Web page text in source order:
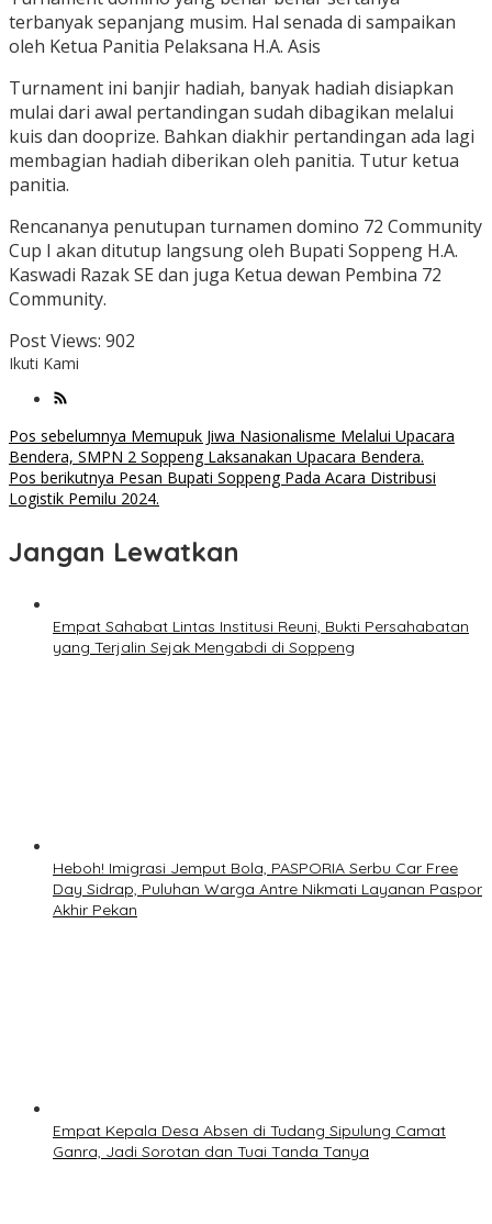
terbanyak sepanjang musim. Hal senada di sampaikan
oleh Ketua Panitia Pelaksana H.A. Asis
Turnament ini banjir hadiah, banyak hadiah disiapkan
mulai dari awal pertandingan sudah dibagikan melalui
kuis dan dooprize. Bahkan diakhir pertandingan ada lagi
membagian hadiah diberikan oleh panitia. Tutur ketua
panitia.
Rencananya penutupan turnamen domino 72 Community
Cup I akan ditutup langsung oleh Bupati Soppeng H.A.
Kaswadi Razak SE dan juga Ketua dewan Pembina 72
Community.
Post Views: 902
Ikuti Kami
Navigasi
pos
Pos sebelumnya Memupuk Jiwa Nasionalisme Melalui Upacara
Bendera, SMPN 2 Soppeng Laksanakan Upacara Bendera.
Pos berikutnya Pesan Bupati Soppeng Pada Acara Distribusi
Logistik Pemilu 2024.
Jangan Lewatkan
Empat Sahabat Lintas Institusi Reuni, Bukti Persahabatan
yang Terjalin Sejak Mengabdi di Soppeng
Heboh! Imigrasi Jemput Bola, PASPORIA Serbu Car Free
Day Sidrap, Puluhan Warga Antre Nikmati Layanan Paspor
Akhir Pekan
Empat Kepala Desa Absen di Tudang Sipulung Camat
Ganra, Jadi Sorotan dan Tuai Tanda Tanya